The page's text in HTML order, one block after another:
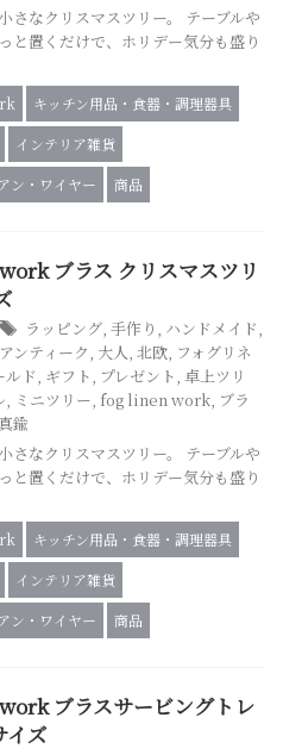
さなクリスマスツリー。 テーブルや
と置くだけで、ホリデー気分も盛り
キッチン用品・食器・調理器具
インテリア雑貨
ン・ワイヤー
商品
ブラス クリスマスツリ
ラッピング, 手作り , ハンドメイド,
アンティーク, 大人, 北欧, フォグリネ
ルド, ギフト, プレゼント, 卓上ツリ
, ミニツリー, fog linen work, ブラ
鍮
さなクリスマスツリー。 テーブルや
と置くだけで、ホリデー気分も盛り
キッチン用品・食器・調理器具
インテリア雑貨
ン・ワイヤー
商品
ブラスサービングトレ
イズ